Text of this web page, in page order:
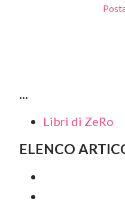
...
Libri di ZeRo
ELENCO